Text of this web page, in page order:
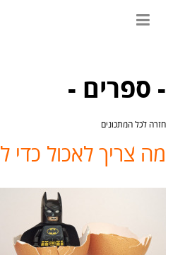
- ספרים -
חזרה לכל המתכונים
מה צריך לאכול כדי